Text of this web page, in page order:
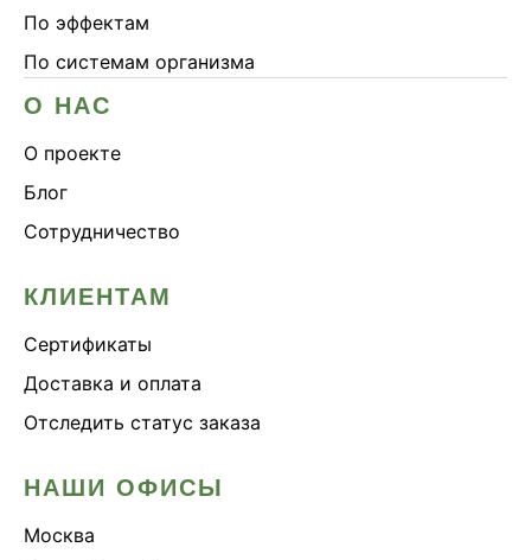
По эффектам
По системам организма
О НАС
О проекте
Блог
Сотрудничество
КЛИЕНТАМ
Сертификаты
Доставка и оплата
Отследить статус заказа
НАШИ ОФИСЫ
Москва